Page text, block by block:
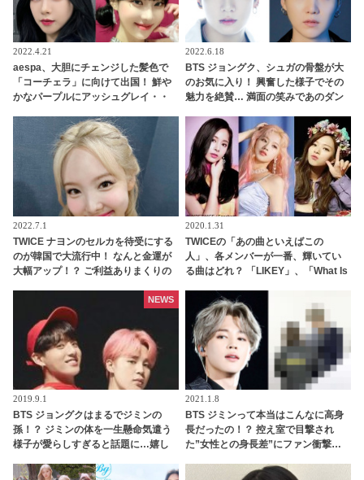
2022.4.21
aespa、大胆にチェンジした髪色で
「コーチェラ」に向けて出国！ 鮮や
かなパープルにアッシュグレイ・・
全一致のその姿に悶絶
2022.6.18
BTS ジョングク、シュガの骨盤が大
のお気に入り！ 興奮した様子でその
魅力を絶賛… 満面の笑みであのダン
ァンも共感
2022.7.1
TWICE ナヨンのセルカを待受にする
のが韓国で大流行中！ なんと金運が
大幅アップ！？ ご利益ありまくりの
2020.1.31
TWICEの「あの曲といえばこの
人」、各メンバーが一番、輝いてい
る曲はどれ？ 「LIKEY」、「What Is
2019.9.1
BTS ジョングクはまるでジミンの
孫！？ ジミンの体を一生懸命気遣う
様子が愛らしすぎると話題に…嬉し
ングクの優しさに感動
NEWS
2021.1.8
BTS ジミンって本当はこんなに高身
長だったの！？ 控え室で目撃され
た”女性との身長差”にファン衝撃…
想像できないがっしりした体格＆背